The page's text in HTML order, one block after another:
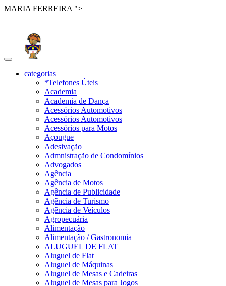
MARIA FERREIRA ">
Toggle
navigationcategorias
*Telefones Úteis
Academia
Academia de Dança
Acessórios Automotivos
Acessórios Automotivos
Acessórios para Motos
Açougue
Adesivação
Admnistração de Condomínios
Advogados
Agência
Agência de Motos
Agência de Publicidade
Agência de Turismo
Agência de Veículos
Agropecuária
Alimentação
Alimentação / Gastronomia
ALUGUEL DE FLAT
Aluguel de Flat
Aluguel de Máquinas
Aluguel de Mesas e Cadeiras
Aluguel de Mesas para Jogos